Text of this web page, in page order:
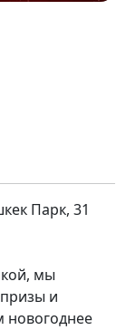
Парк, 31
мы
и
новогоднее